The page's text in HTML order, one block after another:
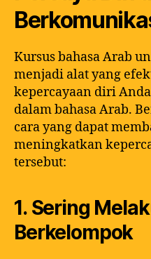
Kursus bahasa Arab
menjadi alat yang
kepercayaan diri
dalam bahasa Arab.
cara yang dapat
meningkatkan
tersebut:
1. Sering
Berkelompok